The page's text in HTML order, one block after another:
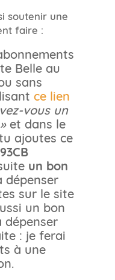
soutenir une
faire :
Belle au
sans
ce lien
vous un
et dans le
ajoutes ce
un bon
dépenser
sur le site
un bon
dépenser
: je ferai
à une